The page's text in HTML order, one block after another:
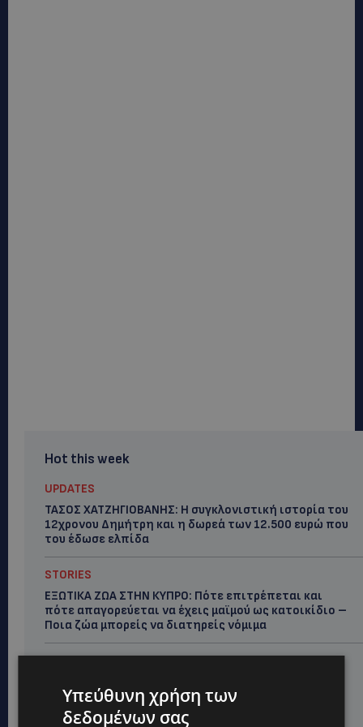
Hot this week
UPDATES
ΤΑΣΟΣ ΧΑΤΖΗΓΙΟΒΑΝΗΣ: Η συγκλονιστική ιστορία του
12χρονου Δημήτρη και η δωρεά των 12.500 ευρώ που
του έδωσε ελπίδα
STORIES
ΕΞΩΤΙΚΑ ΖΩΑ ΣΤΗΝ ΚΥΠΡΟ: Πότε επιτρέπεται και
πότε απαγορεύεται να έχεις μαϊμού ως κατοικίδιο –
Ποια ζώα μπορείς να διατηρείς νόμιμα
UPDATES
ΕΛΛΑΔΑΣ: «Χωρίς επιδότηση το πλοίο δεν θα
ξανασηκώσει άγκυρα»
Υπεύθυνη χρήση των
δεδομένων σας